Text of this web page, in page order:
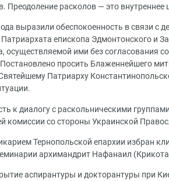
Преодоление расколов — это внутреннее
выразили обеспокоенность в связи с
епископа Эдмонтонского и
осуществляемой ими без согласования
просить Блаженнейшего
Патриарху
к диалогу с раскольническими
комиссии со стороны Украинской
Тернопольской епархии избран
архимандрит Нафанаил
аспирантуры и докторантуры при